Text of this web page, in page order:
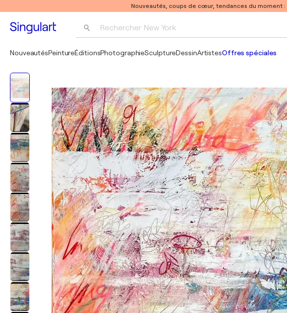
Nouveautés, coups de cœur, tendances du moment :
Rechercher New York
Pablo Picasso
NouveautésPeintureÉditionsPhotographieSculptureDessinArtistesOffres spéciales